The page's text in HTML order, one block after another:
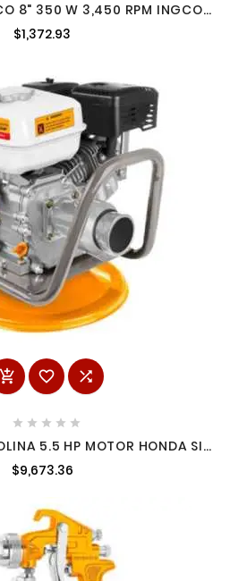
8" 350 W 3,450 RPM INGCO
UBG83502
$1,372.93
 
    
5.5 HP MOTOR HONDA SIN
$9,673.36